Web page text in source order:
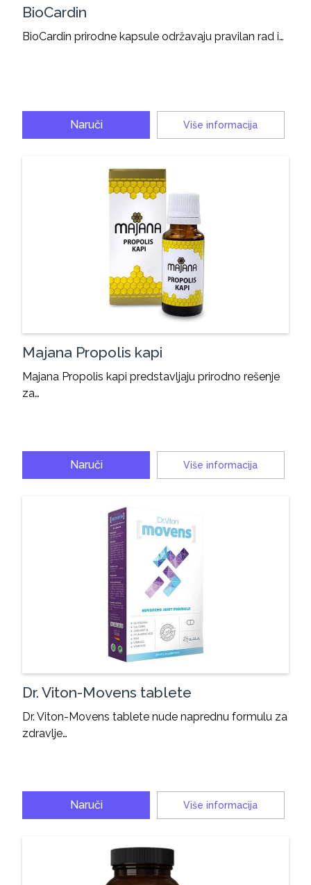
BioCardin
BioCardin prirodne kapsule održavaju pravilan rad i…
Naruči Više informacija
Majana Propolis kapi
Majana Propolis kapi predstavljaju prirodno rešenje
za…
Naruči Više informacija
Dr. Viton-Movens tablete
Dr. Viton-Movens tablete nude naprednu formulu za
zdravlje…
Naruči Više informacija